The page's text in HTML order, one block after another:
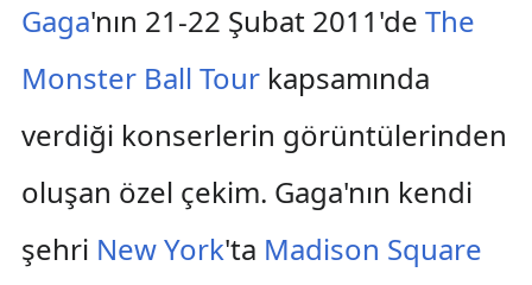
Gaga'nın 21-22 Şubat 2011'de The
Monster Ball Tourkapsamında
verdiği konserlerin görüntülerinden
oluşan özel çekim. Gaga'nın kendi
şehri New York'ta Madison Square